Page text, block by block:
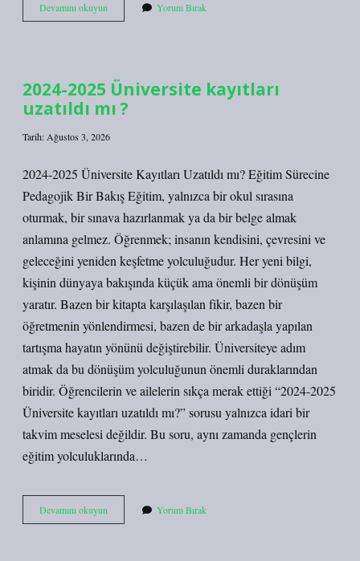
Devamını okuyun
tane
Yorum Bırak
2024-2025 Üniversite kayıtları
uzatıldı mı ?
Tarih: Ağustos 3, 2026
2024-2025 Üniversite Kayıtları Uzatıldı mı? Eğitim Sürecine
Pedagojik Bir Bakış Eğitim, yalnızca bir okul sırasına
oturmak, bir sınava hazırlanmak ya da bir belge almak
anlamına gelmez. Öğrenmek; insanın kendisini, çevresini ve
geleceğini yeniden keşfetme yolculuğudur. Her yeni bilgi,
kişinin dünyaya bakışında küçük ama önemli bir dönüşüm
yaratır. Bazen bir kitapta karşılaşılan fikir, bazen bir
öğretmenin yönlendirmesi, bazen de bir arkadaşla yapılan
tartışma hayatın yönünü değiştirebilir. Üniversiteye adım
atmak da bu dönüşüm yolculuğunun önemli duraklarından
biridir. Öğrencilerin ve ailelerin sıkça merak ettiği “2024-2025
Üniversite kayıtları uzatıldı mı?” sorusu yalnızca idari bir
takvim meselesi değildir. Bu soru, aynı zamanda gençlerin
eğitim yolculuklarında…
Devamını okuyun
2025
Yorum Bırak